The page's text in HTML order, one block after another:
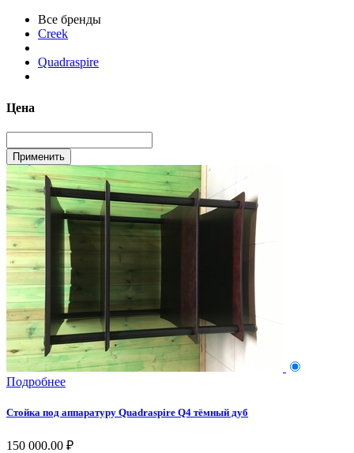
Все бренды
Creek
Quadraspire
Цена
Подробнее
Стойка под аппаратуру Quadraspire Q4 тёмный дуб
150 000.00 ₽